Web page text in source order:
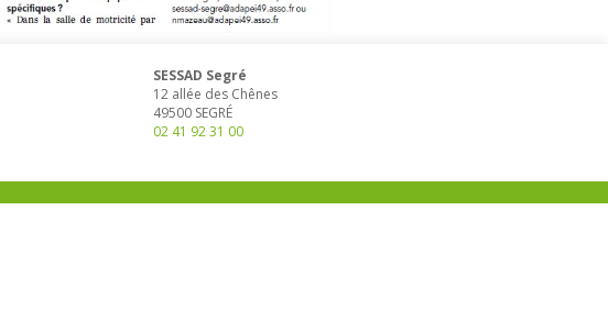
SESSAD Segré
12 allée des Chênes
49500 SEGRÉ
02 41 92 31 00